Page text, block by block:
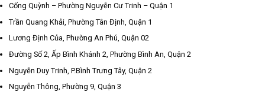
Cống Quỳnh – Phường Nguyễn Cư Trinh – Quận 1
Trần Quang Khải, Phường Tân Định, Quận 1
Lương Định Của, Phường An Phú, Quận 02
Đường Số 2, Ấp Bình Khánh 2, Phường Bình An, Quận 2
Nguyễn Duy Trinh, P.Bình Trưng Tây, Quận 2
Nguyễn Thông, Phường 9, Quận 3